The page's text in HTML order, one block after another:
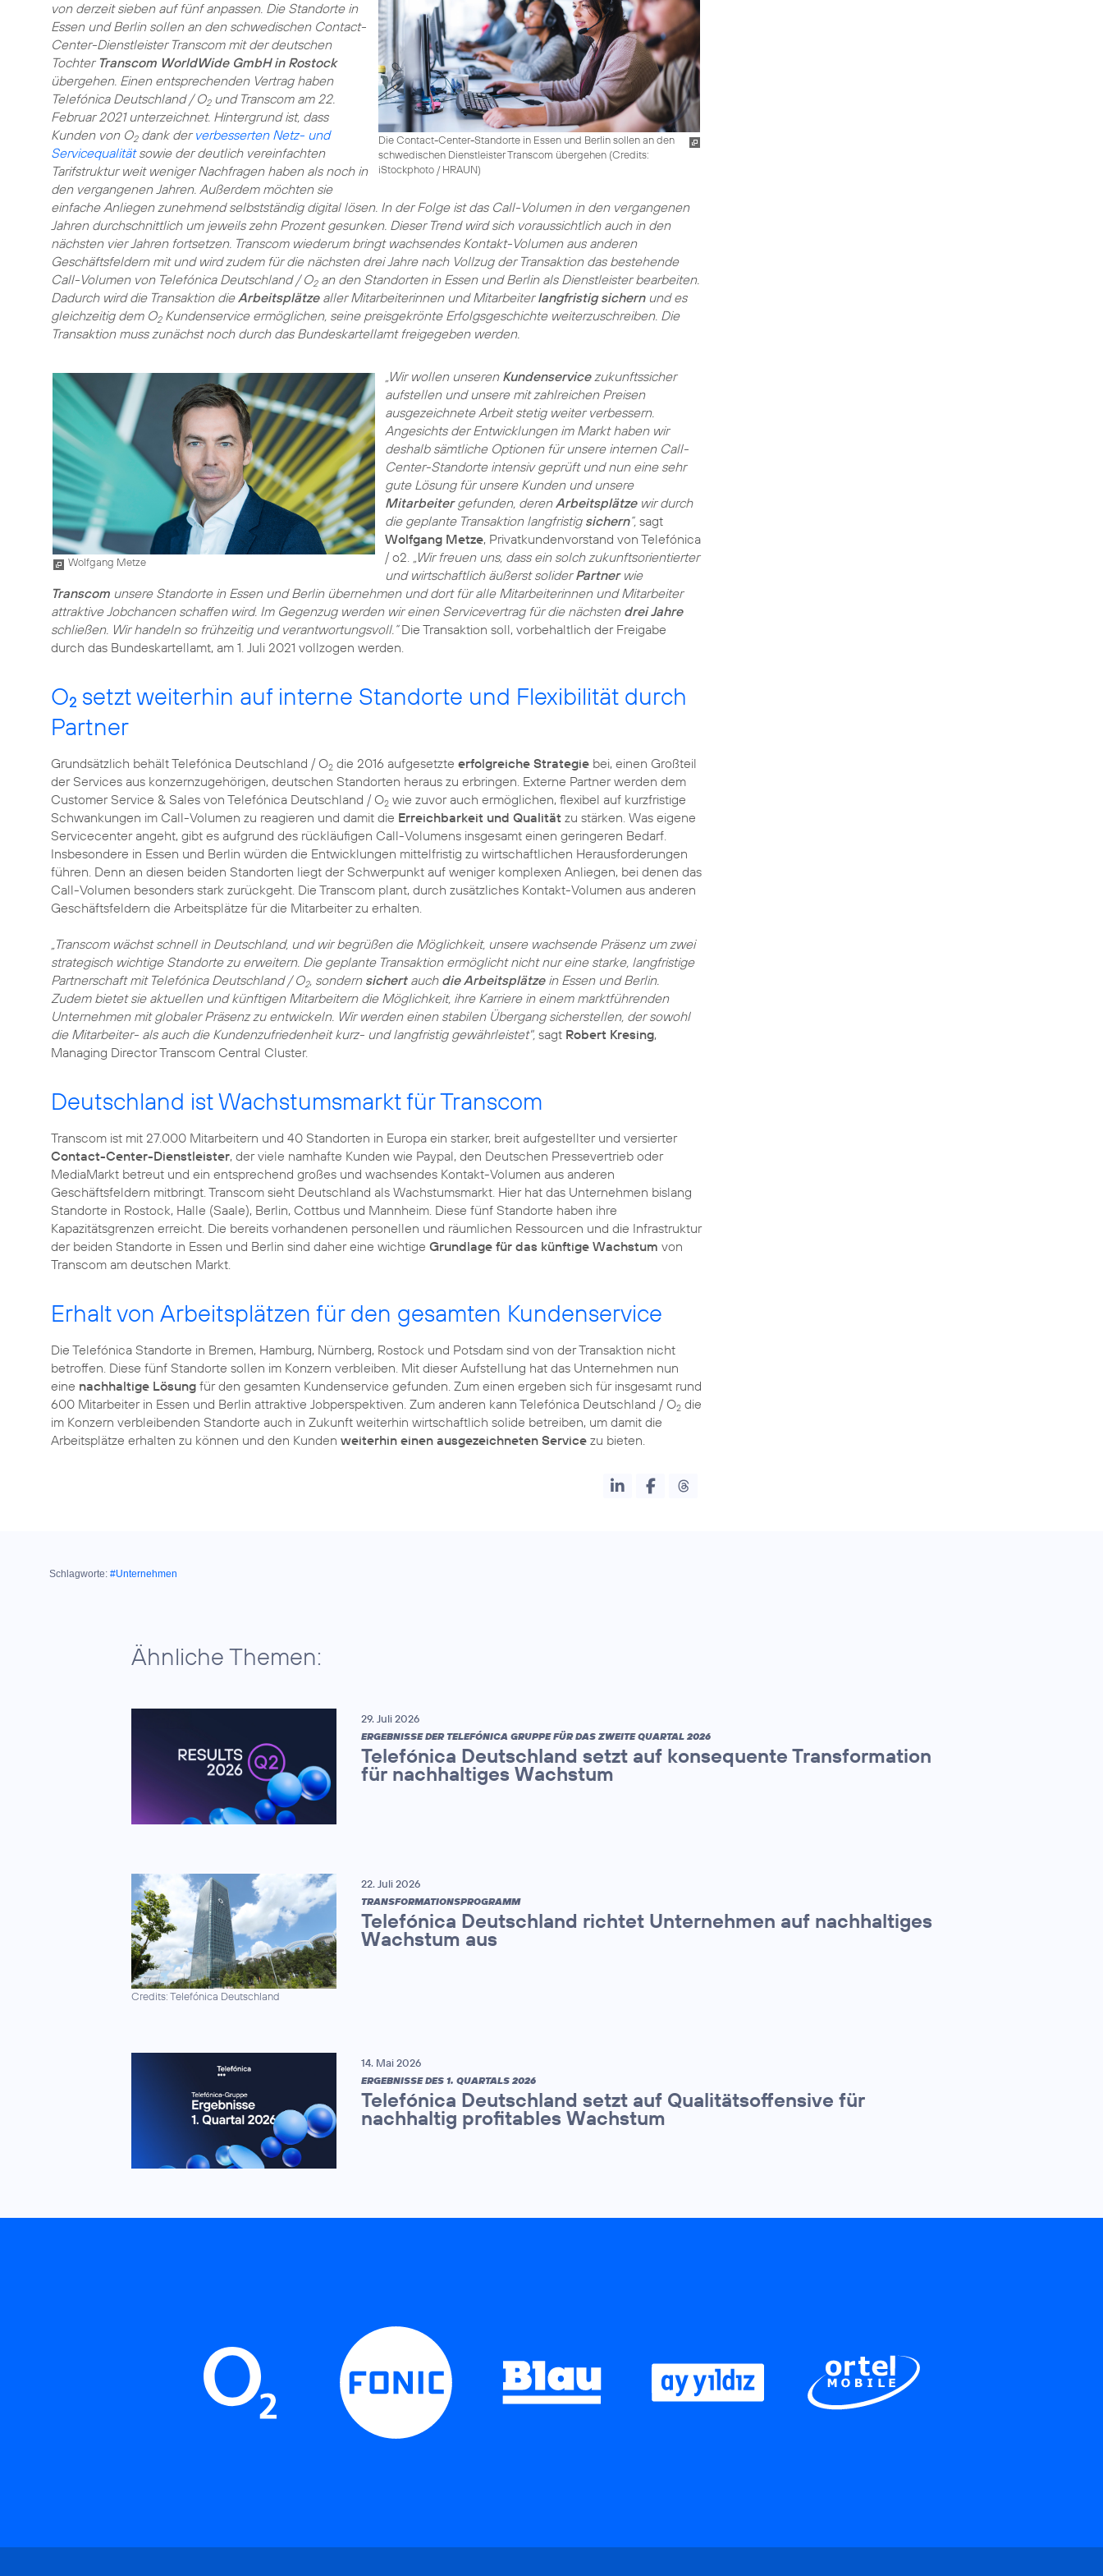
Die Contact-Center-Standorte in Essen und Berlin sollen an den
schwedischen Dienstleister Transcom übergehen (Credits:
iStockphoto / HRAUN)
von derzeit sieben auf fünf anpassen. Die Standorte in
Essen und Berlin sollen an den schwedischen Contact-
Center-Dienstleister Transcom mit der deutschen
Tochter Transcom WorldWide GmbH in Rostock
übergehen. Einen entsprechenden Vertrag haben
Telefónica Deutschland / O2und Transcom am 22.
Februar 2021 unterzeichnet. Hintergrund ist, dass
Kunden von O2dank der verbesserten Netz- und
Servicequalitätsowie der deutlich vereinfachten
Tarifstruktur weit weniger Nachfragen haben als noch in
den vergangenen Jahren. Außerdem möchten sie
einfache Anliegen zunehmend selbstständig digital lösen. In der Folge ist das Call-Volumen in den vergangenen
Jahren durchschnittlich um jeweils zehn Prozent gesunken. Dieser Trend wird sich voraussichtlich auch in den
nächsten vier Jahren fortsetzen. Transcom wiederum bringt wachsendes Kontakt-Volumen aus anderen
Geschäftsfeldern mit und wird zudem für die nächsten drei Jahre nach Vollzug der Transaktion das bestehende
Call-Volumen von Telefónica Deutschland / O2an den Standorten in Essen und Berlin als Dienstleister bearbeiten.
Dadurch wird die Transaktion dieArbeitsplätzealler Mitarbeiterinnen und Mitarbeiterlangfristig sichernund es
gleichzeitig dem O2Kundenservice ermöglichen, seine preisgekrönte Erfolgsgeschichte weiterzuschreiben. Die
Transaktion muss zunächst noch durch das Bundeskartellamt freigegeben werden.
Wolfgang Metze
„Wir wollen unseren Kundenservicezukunftssicher
aufstellen und unsere mit zahlreichen Preisen
ausgezeichnete Arbeit stetig weiter verbessern.
Angesichts der Entwicklungen im Markt haben wir
deshalb sämtliche Optionen für unsere internen Call-
Center-Standorte intensiv geprüft und nun eine sehr
gute Lösung für unsere Kunden und unsere
Mitarbeitergefunden, derenArbeitsplätzewir durch
die geplante Transaktion langfristig sichern“,sagt
Wolfgang Metze, Privatkundenvorstand von Telefónica
/ o2. „Wir freuen uns, dass ein solch zukunftsorientierter
und wirtschaftlich äußerst soliderPartnerwie
Transcom unsere Standorte in Essen und Berlin übernehmen und dort für alle Mitarbeiterinnen und Mitarbeiter
attraktive Jobchancen schaffen wird. Im Gegenzug werden wir einen Servicevertrag für die nächsten drei Jahre
schließen. Wir handeln so frühzeitig und verantwortungsvoll.“Die Transaktion soll, vorbehaltlich der Freigabe
durch das Bundeskartellamt, am 1. Juli 2021 vollzogen werden.
O2 setzt weiterhin auf interne Standorte und Flexibilität durch
Partner
Grundsätzlich behält Telefónica Deutschland / O2 die 2016 aufgesetzte erfolgreiche Strategie bei, einen Großteil
der Services aus konzernzugehörigen, deutschen Standorten heraus zu erbringen. Externe Partner werden dem
Customer Service & Sales von Telefónica Deutschland / O2 wie zuvor auch ermöglichen, flexibel auf kurzfristige
Schwankungen im Call-Volumen zu reagieren und damit die Erreichbarkeit und Qualität zu stärken. Was eigene
Servicecenter angeht, gibt es aufgrund des rückläufigen Call-Volumens insgesamt einen geringeren Bedarf.
Insbesondere in Essen und Berlin würden die Entwicklungen mittelfristig zu wirtschaftlichen Herausforderungen
führen. Denn an diesen beiden Standorten liegt der Schwerpunkt auf weniger komplexen Anliegen, bei denen das
Call-Volumen besonders stark zurückgeht. Die Transcom plant, durch zusätzliches Kontakt-Volumen aus anderen
Geschäftsfeldern die Arbeitsplätze für die Mitarbeiter zu erhalten.
„Transcom wächst schnell in Deutschland, und wir begrüßen die Möglichkeit, unsere wachsende Präsenz um zwei
strategisch wichtige Standorte zu erweitern. Die geplante Transaktion ermöglicht nicht nur eine starke, langfristige
Partnerschaft mit Telefónica Deutschland / O2, sondern sichertauch die Arbeitsplätzein Essen und Berlin.
Zudem bietet sie aktuellen und künftigen Mitarbeitern die Möglichkeit, ihre Karriere in einem marktführenden
Unternehmen mit globaler Präsenz zu entwickeln. Wir werden einen stabilen Übergang sicherstellen, der sowohl
die Mitarbeiter- als auch die Kundenzufriedenheit kurz- und langfristig gewährleistet", sagt Robert Kresing,
Managing Director Transcom Central Cluster.
Deutschland ist Wachstumsmarkt für Transcom
Transcom ist mit 27.000 Mitarbeitern und 40 Standorten in Europa ein starker, breit aufgestellter und versierter
Contact-Center-Dienstleister, der viele namhafte Kunden wie Paypal, den Deutschen Pressevertrieb oder
MediaMarkt betreut und ein entsprechend großes und wachsendes Kontakt-Volumen aus anderen
Geschäftsfeldern mitbringt. Transcom sieht Deutschland als Wachstumsmarkt. Hier hat das Unternehmen bislang
Standorte in Rostock, Halle (Saale), Berlin, Cottbus und Mannheim. Diese fünf Standorte haben ihre
Kapazitätsgrenzen erreicht. Die bereits vorhandenen personellen und räumlichen Ressourcen und die Infrastruktur
der beiden Standorte in Essen und Berlin sind daher eine wichtige Grundlage für das künftige Wachstum von
Transcom am deutschen Markt.
Erhalt von Arbeitsplätzen für den gesamten Kundenservice
Die Telefónica Standorte in Bremen, Hamburg, Nürnberg, Rostock und Potsdam sind von der Transaktion nicht
betroffen. Diese fünf Standorte sollen im Konzern verbleiben. Mit dieser Aufstellung hat das Unternehmen nun
eine nachhaltige Lösung für den gesamten Kundenservice gefunden. Zum einen ergeben sich für insgesamt rund
600 Mitarbeiter in Essen und Berlin attraktive Jobperspektiven. Zum anderen kann Telefónica Deutschland / O2 die
im Konzern verbleibenden Standorte auch in Zukunft weiterhin wirtschaftlich solide betreiben, um damit die
Arbeitsplätze erhalten zu können und den Kunden weiterhin einen ausgezeichneten Service zu bieten.
Schlagworte: #Unternehmen
Ähnliche Themen:
29. Juli 2026
ERGEBNISSE DER TELEFÓNICA GRUPPE FÜR DAS ZWEITE QUARTAL 2026
Telefónica Deutschland setzt auf konsequente Transformation
für nachhaltiges Wachstum
Credits: Telefónica Deutschland
22. Juli 2026
TRANSFORMATIONSPROGRAMM
Telefónica Deutschland richtet Unternehmen auf nachhaltiges
Wachstum aus
14. Mai 2026
ERGEBNISSE DES 1. QUARTALS 2026
Telefónica Deutschland setzt auf Qualitätsoffensive für
nachhaltig profitables Wachstum